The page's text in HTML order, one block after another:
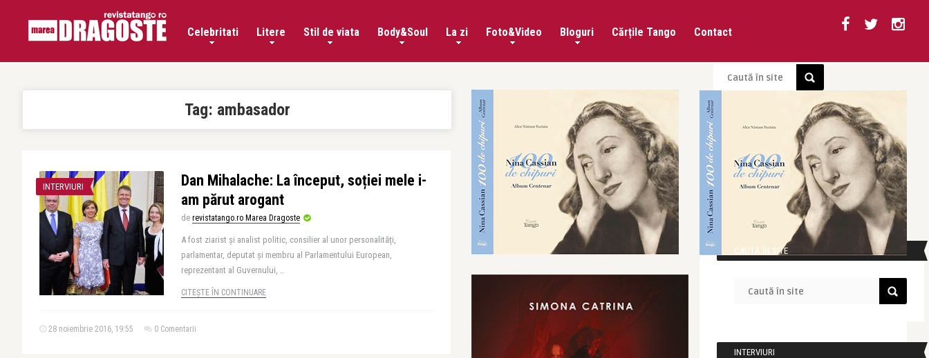
Celebritati Litere Stil de viata Body&Soul La zi Foto&Video Bloguri Cărțile Tango Contact
Tag: ambasador
INTERVIURI
Dan Mihalache: La început, soției mele i-
am părut arogant
de revistatango.ro Marea Dragoste
A fost ziarist și analist politic, consilier al unor personalități,
parlamentar, deputat și membru al Parlamentului European,
reprezentant al Guvernului, ..
CITEȘTE ÎN CONTINUARE
28 noiembrie 2016, 19:55 0 Comentarii
CAUTĂ ÎN SITE
INTERVIURI